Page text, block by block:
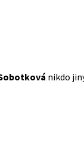
nikdo